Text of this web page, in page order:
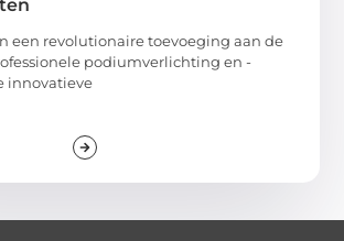
een revolutionaire toevoeging aan de
podiumverlichting en -
innovatieve